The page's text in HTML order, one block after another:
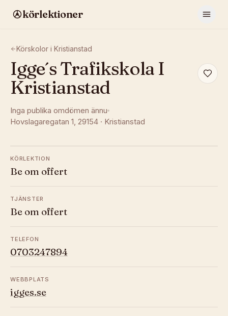
körlektioner
Körskolor i Kristianstad
Igge´s Trafikskola I
Kristianstad
Inga publika omdömen ännu
Hovslagaregatan 1, 29154 · Kristianstad
KÖRLEKTION
Be om offert
TJÄNSTER
Be om offert
TELEFON
0703247894
WEBBPLATS
igges.se